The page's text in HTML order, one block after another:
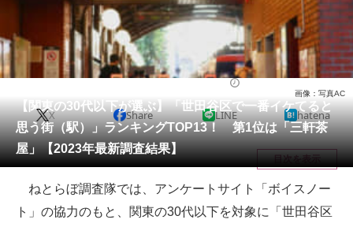
地域
住まい
動物 リサーチ
会員記事
メディア
注目記事を集めた総合ページ
ITの今と未来を見通す
【関東の30代以下が選ぶ】「世田谷区で一番イケてると
思う街（駅）」ランキングTOP13！ 第1位は「三軒茶
屋」【2023年最新調査結果】
画像：写真AC
X Share LINE hatena
目次を表示
ねとらぼ調査隊では、アンケートサイト「ボイスノー
ト」の協力のもと、関東の30代以下を対象に「世田谷区